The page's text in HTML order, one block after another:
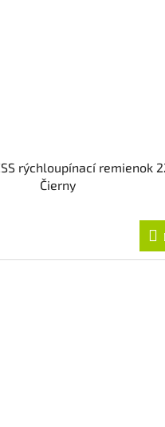
rýchloupínací remienok
Čierny